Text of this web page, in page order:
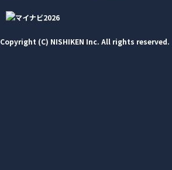
Copyright (C) NISHIKEN Inc. All rights reserved.